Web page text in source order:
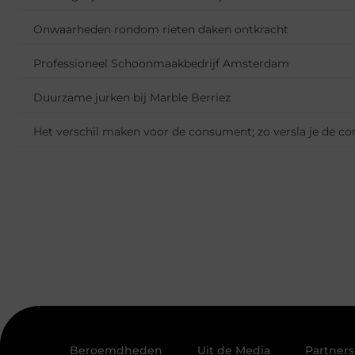
Onwaarheden rondom rieten daken ontkracht
Professioneel Schoonmaakbedrijf Amsterdam
Duurzame jurken bij Marble Berriez
Het verschil maken voor de consument; zo versla je de
Beroemdheden Uit de Media Partners